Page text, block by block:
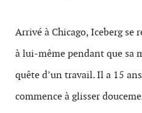
Arrivé à Chicago, Iceberg se
à lui-même pendant que sa
quête d’un travail. Il a 15
commence à glisser